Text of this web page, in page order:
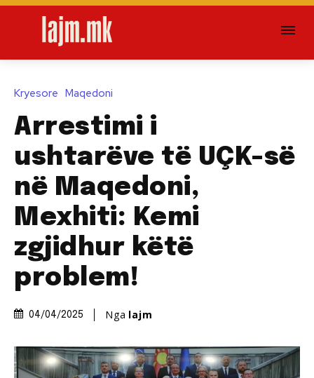
Kryesore Maqedoni
Arrestimi i
ushtarëve të UÇK-së
në Maqedoni,
Mexhiti: Kemi
zgjidhur këtë
problem!
04/04/2025 Nga lajm